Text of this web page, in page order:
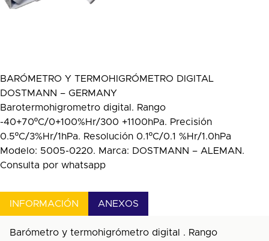
BARÓMETRO Y TERMOHIGRÓMETRO DIGITAL
DOSTMANN – GERMANY
Barotermohigrometro digital. Rango
-40+70ºC/0+100%Hr/300 +1100hPa. Precisión
0.5ºC/3%Hr/1hPa. Resolución 0.1ºC/0.1 %Hr/1.0hPa
Modelo: 5005-0220. Marca: DOSTMANN – ALEMAN.
Consulta por whatsapp
INFORMACIÓN ANEXOS
Barómetro y termohigrómetro digital . Rango